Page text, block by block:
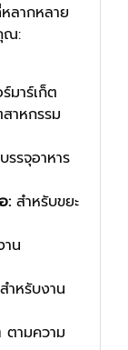
ลากหลาย
ณ:
มาร์เก็ต
าหกรรม
รรจุอาหาร
: สำหรับขยะ
าน
สำหรับงาน
ตามความ